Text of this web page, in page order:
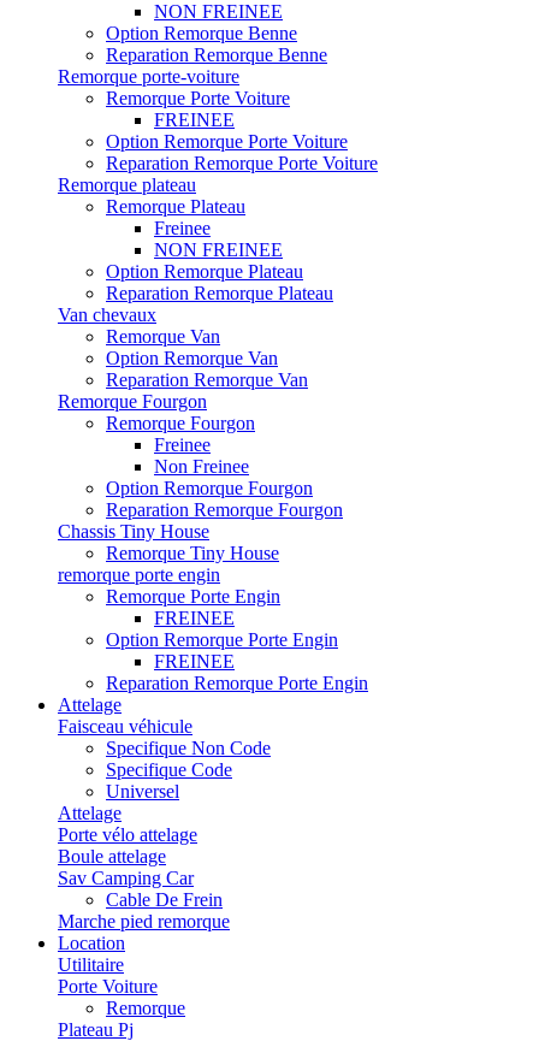
NON FREINEE
Option Remorque Benne
Reparation Remorque Benne
Remorque porte-voiture
Remorque Porte Voiture
FREINEE
Option Remorque Porte Voiture
Reparation Remorque Porte Voiture
Remorque plateau
Remorque Plateau
Freinee
NON FREINEE
Option Remorque Plateau
Reparation Remorque Plateau
Van chevaux
Remorque Van
Option Remorque Van
Reparation Remorque Van
Remorque Fourgon
Remorque Fourgon
Freinee
Non Freinee
Option Remorque Fourgon
Reparation Remorque Fourgon
Chassis Tiny House
Remorque Tiny House
remorque porte engin
Remorque Porte Engin
FREINEE
Option Remorque Porte Engin
FREINEE
Reparation Remorque Porte Engin
Attelage
Faisceau véhicule
Specifique Non Code
Specifique Code
Universel
Attelage
Porte vélo attelage
Boule attelage
Sav Camping Car
Cable De Frein
Marche pied remorque
Location
Utilitaire
Porte Voiture
Remorque
Plateau Pj